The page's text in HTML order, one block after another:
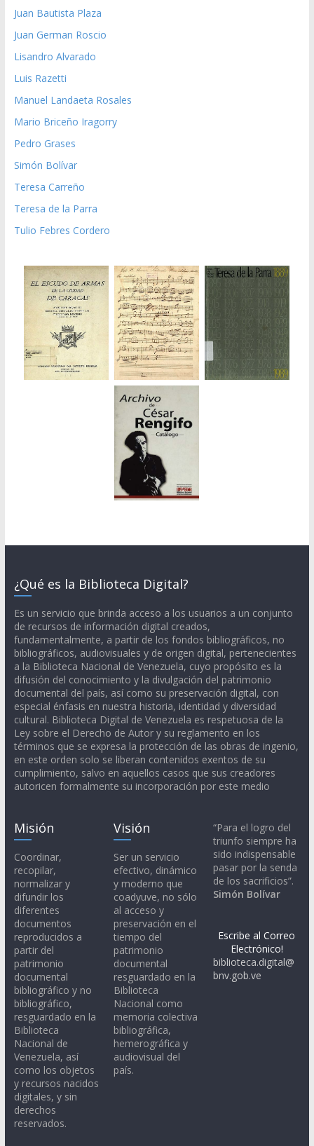
Juan Bautista Plaza
Juan German Roscio
Lisandro Alvarado
Luis Razetti
Manuel Landaeta Rosales
Mario Briceño Iragorry
Pedro Grases
Simón Bolívar
Teresa Carreño
Teresa de la Parra
Tulio Febres Cordero
¿Qué es la Biblioteca Digital?
Es un servicio que brinda acceso a los usuarios a un conjunto
de recursos de información digital creados,
fundamentalmente, a partir de los fondos bibliográficos, no
bibliográficos, audiovisuales y de origen digital, pertenecientes
a la Biblioteca Nacional de Venezuela, cuyo propósito es la
difusión del conocimiento y la divulgación del patrimonio
documental del país, así como su preservación digital, con
especial énfasis en nuestra historia, identidad y diversidad
cultural. Biblioteca Digital de Venezuela es respetuosa de la
Ley sobre el Derecho de Autor y su reglamento en los
términos que se expresa la protección de las obras de ingenio,
en este orden solo se liberan contenidos exentos de su
cumplimiento, salvo en aquellos casos que sus creadores
autoricen formalmente su incorporación por este medio
Misión
Coordinar,
recopilar,
normalizar y
difundir los
diferentes
documentos
reproducidos a
partir del
patrimonio
documental
bibliográfico y no
bibliográfico,
resguardado en la
Biblioteca
Nacional de
Venezuela, así
como los objetos
y recursos nacidos
digitales, y sin
derechos
reservados.
Visión
Ser un servicio
efectivo, dinámico
y moderno que
coadyuve, no sólo
al acceso y
preservación en el
tiempo del
patrimonio
documental
resguardado en la
Biblioteca
Nacional como
memoria colectiva
bibliográfica,
hemerográfica y
audiovisual del
país.
“Para el logro del
triunfo siempre ha
sido indispensable
pasar por la senda
de los sacrificios”.
Simón Bolívar
Escribe al Correo
Electrónico!
biblioteca.digital@
bnv.gob.ve